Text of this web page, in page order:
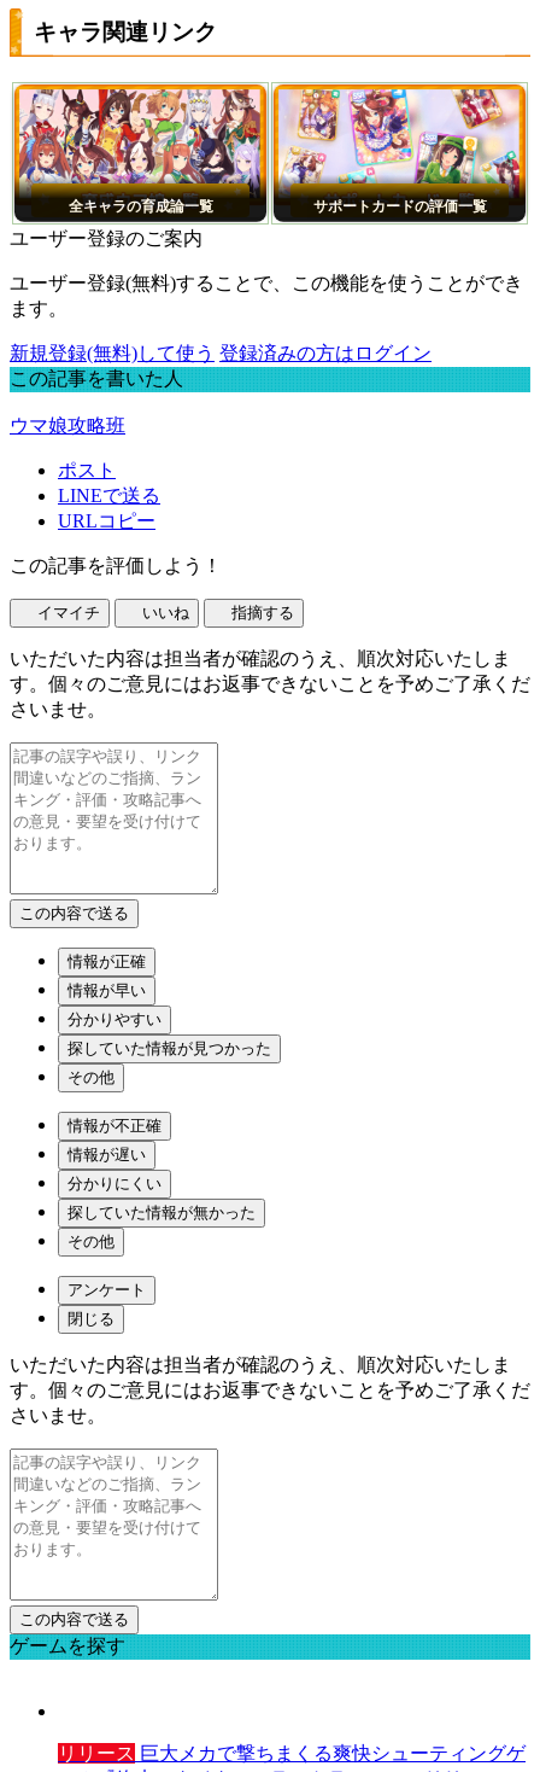
キャラ関連リンク
全キャラの育成論一覧 サポートカードの評価一覧
ユーザー登録のご案内
ユーザー登録(無料)することで、この機能を使うことができ
ます。
新規登録(無料)して使う 登録済みの方はログイン
この記事を書いた人
ウマ娘攻略班
ポスト
LINEで送る
URLコピー
この記事を評価しよう！
イマイチ いいね 指摘する
いただいた内容は担当者が確認のうえ、順次対応いたしま
す。個々のご意見にはお返事できないことを予めご了承くだ
さいませ。
情報が正確
情報が早い
分かりやすい
探していた情報が見つかった
その他
情報が不正確
情報が遅い
分かりにくい
探していた情報が無かった
その他
アンケート
閉じる
いただいた内容は担当者が確認のうえ、順次対応いたしま
す。個々のご意見にはお返事できないことを予めご了承くだ
さいませ。
ゲームを探す
リリース 巨大メカで撃ちまくる爽快シューティングゲ